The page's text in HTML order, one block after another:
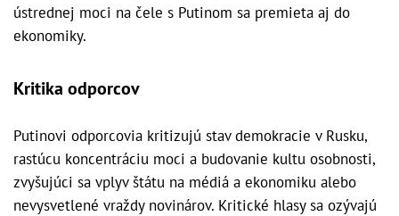
ústrednej moci na čele s Putinom sa premieta aj do
ekonomiky.
Kritika odporcov
Putinovi odporcovia kritizujú stav demokracie v Rusku,
rastúcu koncentráciu moci a budovanie kultu osobnosti,
zvyšujúci sa vplyv štátu na médiá a ekonomiku alebo
nevysvetlené vraždy novinárov. Kritické hlasy sa ozývajú